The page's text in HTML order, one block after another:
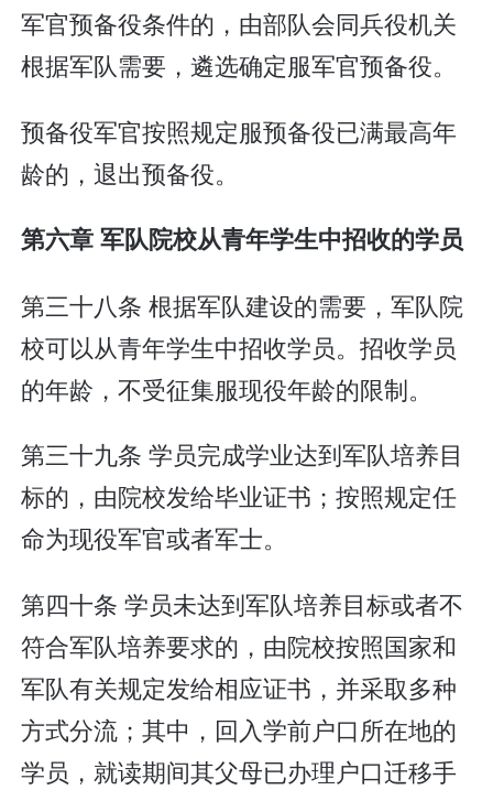
军官预备役条件的，由部队会同兵役机关
根据军队需要，遴选确定服军官预备役。
预备役军官按照规定服预备役已满最高年
龄的，退出预备役。
第六章 军队院校从青年学生中招收的学员
第三十八条 根据军队建设的需要，军队院
校可以从青年学生中招收学员。招收学员
的年龄，不受征集服现役年龄的限制。
第三十九条 学员完成学业达到军队培养目
标的，由院校发给毕业证书；按照规定任
命为现役军官或者军士。
第四十条 学员未达到军队培养目标或者不
符合军队培养要求的，由院校按照国家和
军队有关规定发给相应证书，并采取多种
方式分流；其中，回入学前户口所在地的
学员，就读期间其父母已办理户口迁移手